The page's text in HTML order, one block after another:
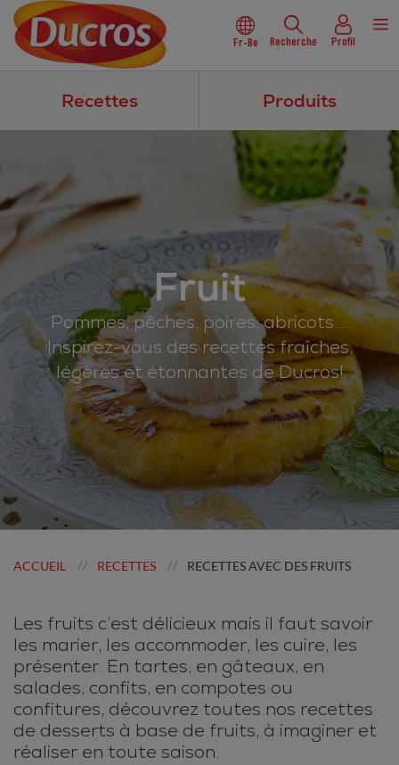
Fr-Be Recherche Profil
Recettes Produits
Fruit
Pommes, pêches, poires, abricots….
Inspirez-vous des recettes fraîches,
légères et étonnantes de Ducros!
ACCUEIL // RECETTES // RECETTES AVEC DES FRUITS
Les fruits c’est délicieux mais il faut savoir
les marier, les accommoder, les cuire, les
présenter. En tartes, en gâteaux, en
salades, confits, en compotes ou
confitures, découvrez toutes nos recettes
de desserts à base de fruits, à imaginer et
réaliser en toute saison.